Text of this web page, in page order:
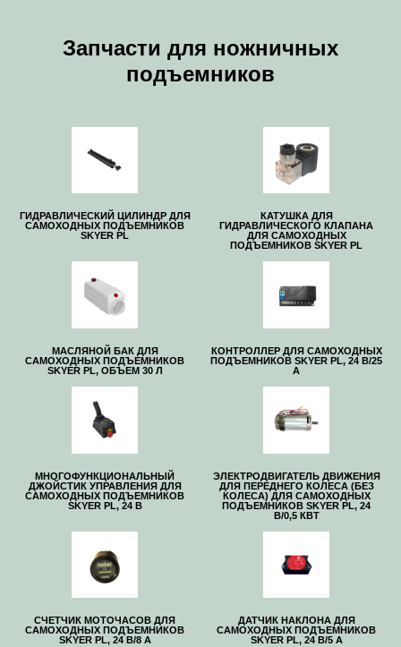
Запчасти для ножничных
подъемников
ГИДРАВЛИЧЕСКИЙ ЦИЛИНДР ДЛЯ
САМОХОДНЫХ ПОДЪЕМНИКОВ
SKYER PL
КАТУШКА ДЛЯ
ГИДРАВЛИЧЕСКОГО КЛАПАНА
ДЛЯ САМОХОДНЫХ
ПОДЪЕМНИКОВ SKYER PL
МАСЛЯНОЙ БАК ДЛЯ
САМОХОДНЫХ ПОДЪЕМНИКОВ
SKYER PL, ОБЪЕМ 30 Л
КОНТРОЛЛЕР ДЛЯ САМОХОДНЫХ
ПОДЪЕМНИКОВ SKYER PL, 24 В/25
А
МНОГОФУНКЦИОНАЛЬНЫЙ
ДЖОЙСТИК УПРАВЛЕНИЯ ДЛЯ
САМОХОДНЫХ ПОДЪЕМНИКОВ
SKYER PL, 24 В
ЭЛЕКТРОДВИГАТЕЛЬ ДВИЖЕНИЯ
ДЛЯ ПЕРЕДНЕГО КОЛЕСА (БЕЗ
КОЛЕСА) ДЛЯ САМОХОДНЫХ
ПОДЪЕМНИКОВ SKYER PL, 24
В/0,5 КВТ
СЧЕТЧИК МОТОЧАСОВ ДЛЯ
САМОХОДНЫХ ПОДЪЕМНИКОВ
SKYER PL, 24 В/8 A
ДАТЧИК НАКЛОНА ДЛЯ
САМОХОДНЫХ ПОДЪЕМНИКОВ
SKYER PL, 24 В/5 A